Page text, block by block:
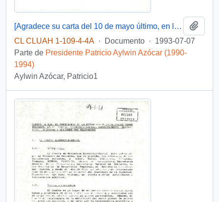
[Agradece su carta del 10 de mayo último, en la que le cuenta sobre los avances para el acuerdo de libre comercio con los Estados Unidos]
CL CLUAH 1-109-4-4A · Documento · 1993-07-07
Parte de Presidente Patricio Aylwin Azócar (1990-
1994)
Aylwin Azócar, Patricio1